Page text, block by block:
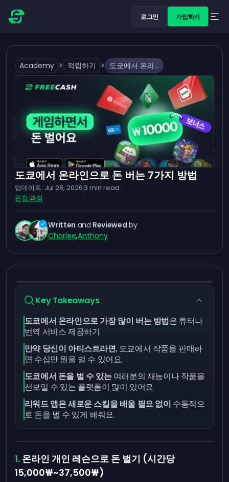
로그인 가입하기
Academy > 적립하기 > 도쿄에서 온라인으로 돈 버는 7가지 방법
도쿄에서 온라인으로 돈 버는 7가지 방법
업데이트: Jul 28, 2026 3 min read
편집 과정
Written and Reviewed by
Charlee,Anthony
Key Takeaways
도쿄에서 온라인으로 가장 많이 버는 방법은 튜터나
번역 서비스 제공하기
만약 당신이 아티스트라면, 도쿄에서 작품을 판매하
면 수십만 원을 벌 수 있어요.
도쿄에서 돈을 벌 수 있는여러분의 재능이나 작품을
선보일 수 있는 플랫폼이 많이 있어요
리워드 앱은 새로운 스킬을 배울 필요 없이 수동적으
로 돈을 벌 수 있게 해줘요.
온라인 개인 레슨으로 돈 벌기 (시간당
15,000₩~37,500₩)